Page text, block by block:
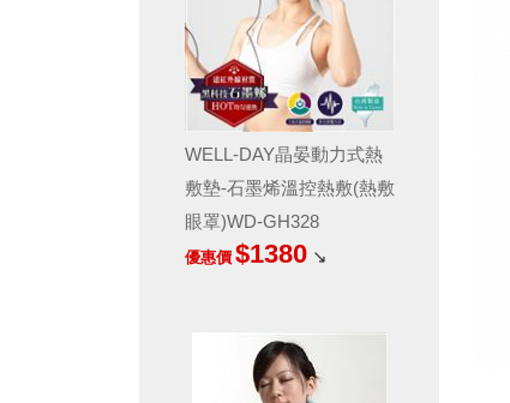
WELL-DAY晶晏動力式熱
敷墊-石墨烯溫控熱敷(熱敷
眼罩)WD-GH328
優惠價 $1380↘